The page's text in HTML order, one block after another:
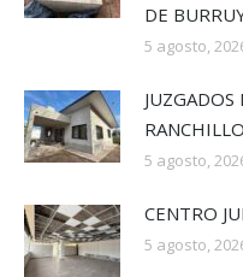
DE
5 agosto,
JUZGADOS
5 agosto,
CENTRO
5 agosto,